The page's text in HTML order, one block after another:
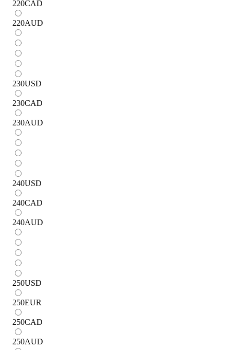
220CAD
220AUD
230USD
230CAD
230AUD
240USD
240CAD
240AUD
250USD
250EUR
250CAD
250AUD